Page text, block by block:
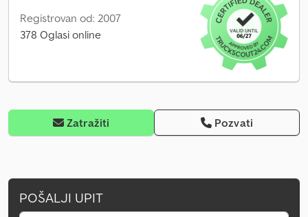
Registrovan od: 2007
378 Oglasi online
Zatražiti Pozvati
POŠALJI UPIT